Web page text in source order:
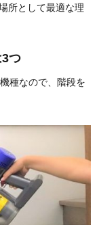
所として最適な理
つ
種なので、階段を